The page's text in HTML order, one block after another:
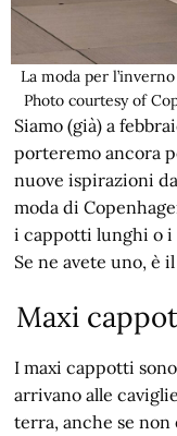
La moda per
Photo courtesy of
Siamo (già) a
porteremo ancora
nuove ispirazioni
moda di
i cappotti lunghi o i
Se ne avete uno, è
Maxi
I maxi cappotti
arrivano alle
terra, anche se non